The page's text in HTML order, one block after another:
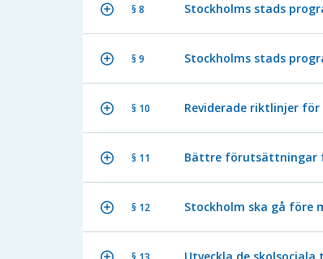
§ 8 Stockholms stads
§ 9 Stockholms stads
§ 10 Reviderade riktlinjer
§ 11 Bättre förutsättningar
§ 12 Stockholm ska gå före